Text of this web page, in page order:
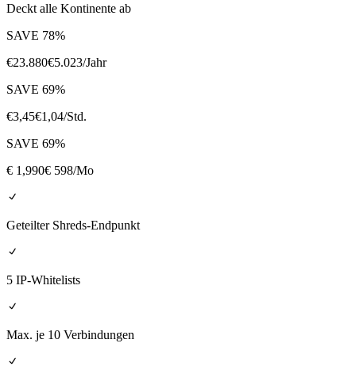
Deckt alle Kontinente ab
SAVE 78%
€23.880€5.023/Jahr
SAVE 69%
€3,45€1,04/Std.
SAVE 69%
€ 1,990€ 598/Mo
Geteilter Shreds-Endpunkt
5 IP-Whitelists
Max. je 10 Verbindungen